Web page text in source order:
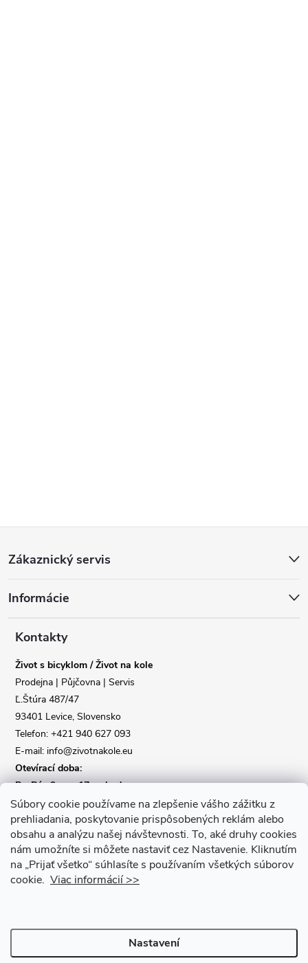
Súbory cookie používame na zlepšenie vášho zážitku z
prehliadania, poskytovanie prispôsobených reklám alebo
obsahu a analýzu našej návštevnosti. To, aké druhy cookies
nám umožníte si môžete nastaviť cez Nastavenie. Kliknutím
na „Prijať všetko“ súhlasíte s používaním všetkých súborov
cookie. Viac informácií >>
Nastavení
p
Zákaznický servis
Informácie
Kontakty
Život s bicyklom / Život na kole
Prodejna | Půjčovna | Servis
Ľ.Štúra 487/47
93401 Levice, Slovensko
Telefon: +421 940 627 093
E-mail: info@zivotnakole.eu
Otevírací doba:
Po-Pá : 9,oo - 17,oo hod
So : 9,oo - 12,oo | Ne : Zavřeno
Kontaktní formulář
Copyright 2026Život na kole. Všechna práva vyhrazena.Upravit